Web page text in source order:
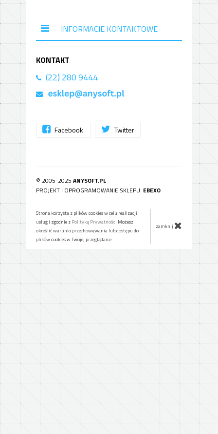
INFORMACJE KONTAKTOWE
KONTAKT
(22) 280 9444
Facebook Twitter
© 2005-2025 ANYSOFT.PL
PROJEKT I OPROGRAMOWANIE SKLEPU: EBEXO
Strona korzysta z plików cookies w celu realizacji
usług i zgodnie z Polityką Prywatności Możesz
określić warunki przechowywania lub dostępu do
plików cookies w Twojej przeglądarce.
zamknij